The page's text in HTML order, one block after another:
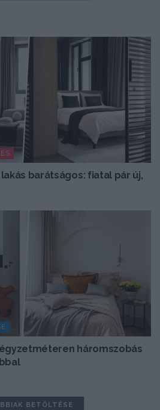
barátságos: fiatal pár új,
háromszobás
BETÖLTÉSE